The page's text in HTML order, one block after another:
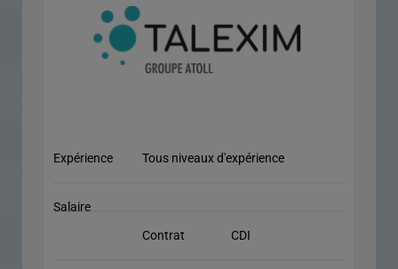
Expérience Tous niveaux d'expérience
Salaire
Contrat
CDI